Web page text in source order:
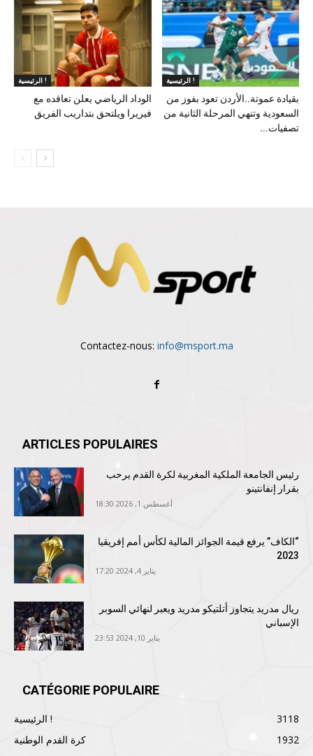
الرئيسية !
الوداد الرياضي يعلن تعاقده مع
فيريرا ويلتحق بتداريب الفريق
الرئيسية !
بقيادة عموتة..الأردن تعود بفوز من
السعودية وتنهي المرحلة الثانية من
تصفيات...
Contactez-nous: info@msport.ma
ARTICLES POPULAIRES
رئيس الجامعة الملكية المغربية لكرة القدم يرحب
بقرار إنفانتينو
أغسطس 1, 2026 18:30
“الكاف” يرفع قيمة الجوائز المالية لكأس أمم إفريقيا
2023
يناير 4, 2024 17:20
ريال مدريد يتجاوز أتلتيكو مدريد ويعبر لنهائي السوبر
الإسباني
يناير 10, 2024 23:53
CATÉGORIE POPULAIRE
الرئيسية !
3118
كرة القدم الوطنية
1932